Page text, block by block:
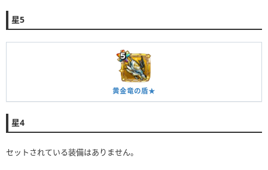
星5
黄金竜の盾★
星4
セットされている装備はありません。